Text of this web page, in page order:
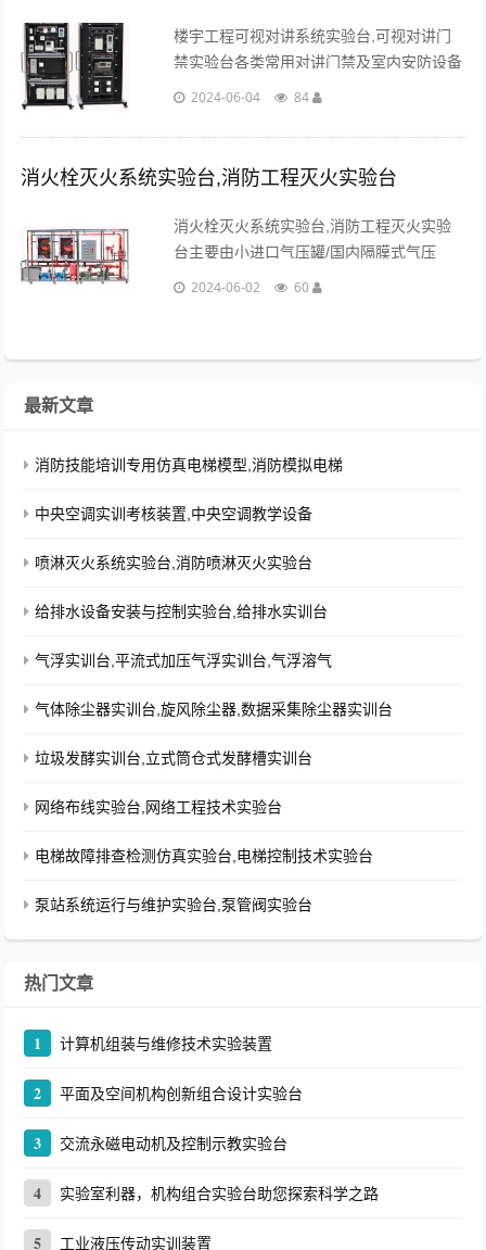
楼宇工程可视对讲系统实验台,可视对讲门
禁实验台各类常用对讲门禁及室内安防设备
的结构、原理、接线、调试、应用和纳入系
调试和演习；...
2024-06-04 84
消火栓灭火系统实验台,消防工程灭火实验台
消火栓灭火系统实验台,消防工程灭火实验
台主要由小进口气压罐/国内隔膜式气压
罐、消火栓水泵机组、全自动喷淋水泵机
2024-06-02 60
最新文章
消防技能培训专用仿真电梯模型,消防模拟电梯
中央空调实训考核装置,中央空调教学设备
喷淋灭火系统实验台,消防喷淋灭火实验台
给排水设备安装与控制实验台,给排水实训台
气浮实训台,平流式加压气浮实训台,气浮溶气
气体除尘器实训台,旋风除尘器,数据采集除尘器实训台
垃圾发酵实训台,立式筒仓式发酵槽实训台
网络布线实验台,网络工程技术实验台
电梯故障排查检测仿真实验台,电梯控制技术实验台
泵站系统运行与维护实验台,泵管阀实验台
热门文章
1 计算机组装与维修技术实验装置
2 平面及空间机构创新组合设计实验台
3 交流永磁电动机及控制示教实验台
4 实验室利器，机构组合实验台助您探索科学之路
5 工业液压传动实训装置